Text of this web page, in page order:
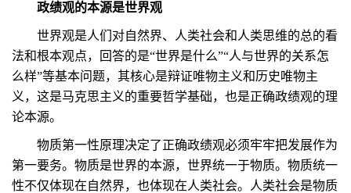
政绩观的本源是世界观
世界观是人们对自然界、人类社会和人类思维的总的看
法和根本观点，回答的是“世界是什么”“人与世界的关系怎
么样”等基本问题，其核心是辩证唯物主义和历史唯物主
义，这是马克思主义的重要哲学基础，也是正确政绩观的理
论本源。
物质第一性原理决定了正确政绩观必须牢牢把发展作为
第一要务。物质是世界的本源，世界统一于物质。物质统一
性不仅体现在自然界，也体现在人类社会。人类社会是物质